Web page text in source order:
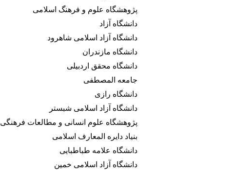
پژوهشگاه علوم و فرهنگ اسلامی
دانشگاه آزاد
دانشگاه آزاد اسلامی شاهرود
دانشگاه مازندران
دانشگاه محقق اردبیلی
جامعه المصطفی
دانشگاه رازی
دانشگاه آزاد اسلامی شبستر
پژوهشگاه علوم انسانی و مطالعات فرهنگی
بنیاد دایره المعارف اسلامی
دانشگاه علامه طباطبایی
دانشگاه آزاد اسلامی خمین